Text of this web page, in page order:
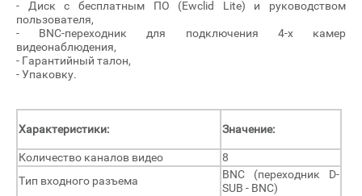
- Диск с бесплатным ПО (Ewclid Lite) и руководством
пользователя,
- BNC-переходник для подключения 4-х камер
видеонаблюдения,
- Гарантийный талон,
- Упаковку.
Характеристики: Значение:
Количество каналов видео
8
Тип входного разъема
BNC (переходник D-
SUB - BNC)